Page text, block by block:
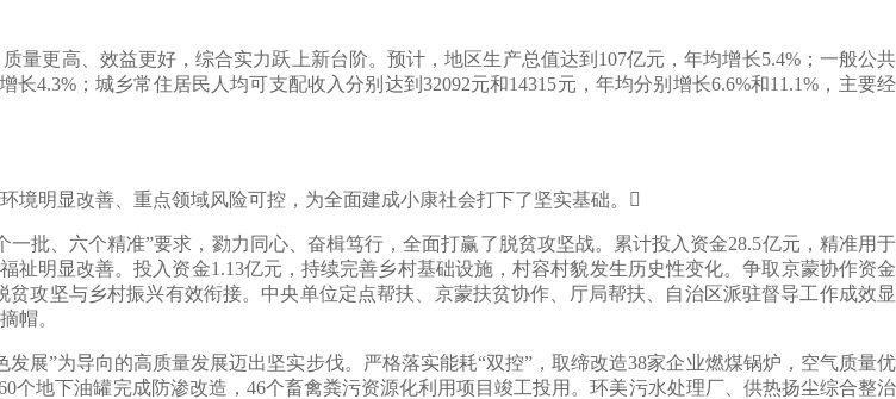
更高、效益更好，综合实力跃上新台阶。预计，地区生产总值达到107亿元，年均增长5.4%；一般公共
4.3%；城乡常住居民人均可支配收入分别达到32092元和14315元，年均分别增长6.6%和11.1%，主要经
明显改善、重点领域风险可控，为全面建成小康社会打下了坚实基础。
、六个精准”要求，勠力同心、奋楫笃行，全面打赢了脱贫攻坚战。累计投入资金28.5亿元，精准用于
明显改善。投入资金1.13亿元，持续完善乡村基础设施，村容村貌发生历史性变化。争取京蒙协作资金
攻坚与乡村振兴有效衔接。中央单位定点帮扶、京蒙扶贫协作、厅局帮扶、自治区派驻督导工作成效显
帽。
”为导向的高质量发展迈出坚实步伐。严格落实能耗“双控”，取缔改造38家企业燃煤锅炉，空气质量优
地下油罐完成防渗改造，46个畜禽粪污资源化利用项目竣工投用。环美污水处理厂、供热扬尘综合整治